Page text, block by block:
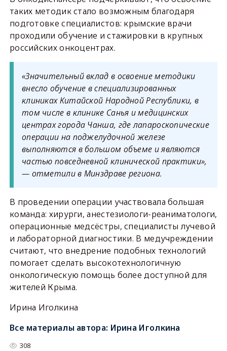
таких методик стало возможным благодаря
подготовке специалистов: крымские врачи
проходили обучение и стажировки в крупных
российских онкоцентрах.
«Значительный вклад в освоение методики
внесло обучение в специализированных
клиниках Китайской Народной Республики, в
том числе в клинике Санья и медицинских
центрах города Чанша, где лапароскопические
операции на поджелудочной железе
выполняются в большом объеме и являются
частью повседневной клинической практики»,
— отметили в Минздраве региона.
В проведении операции участвовала большая
команда: хирурги, анестезиологи-реаниматологи,
операционные медсёстры, специалисты лучевой
и лабораторной диагностики. В медучреждении
считают, что внедрение подобных технологий
помогает сделать высокотехнологичную
онкологическую помощь более доступной для
жителей Крыма.
Ирина Иголкина
Все материалы автора: Ирина Иголкина
308